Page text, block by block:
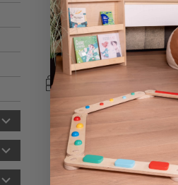
Affenzahn
Zainetto 3-5 anni - Gatto -
59,95 €